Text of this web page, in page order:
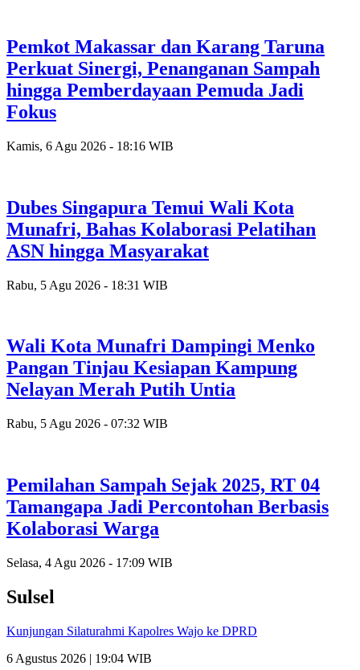
Pemkot Makassar dan Karang Taruna
Perkuat Sinergi, Penanganan Sampah
hingga Pemberdayaan Pemuda Jadi
Fokus
Kamis, 6 Agu 2026 - 18:16 WIB
Dubes Singapura Temui Wali Kota
Munafri, Bahas Kolaborasi Pelatihan
ASN hingga Masyarakat
Rabu, 5 Agu 2026 - 18:31 WIB
Wali Kota Munafri Dampingi Menko
Pangan Tinjau Kesiapan Kampung
Nelayan Merah Putih Untia
Rabu, 5 Agu 2026 - 07:32 WIB
Pemilahan Sampah Sejak 2025, RT 04
Tamangapa Jadi Percontohan Berbasis
Kolaborasi Warga
Selasa, 4 Agu 2026 - 17:09 WIB
Sulsel
Kunjungan Silaturahmi Kapolres Wajo ke DPRD
6 Agustus 2026 | 19:04 WIB